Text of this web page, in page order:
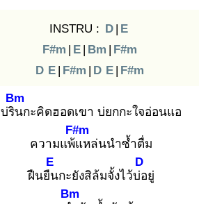
INSTRU : D | E
F#m | E | Bm | F#m
D E | F#m | D E | F#m
บ่ริน
Bm
กะคิดฮอดเขา บ่ยกกะใจอ่อนแอ
ความแพ้แ
F#m
หล่นนำซ้ำตื่ม
ฝืนยืน
E
กะยังสิล้มจั้งไว้บ่อ
D
ยู่
Bm